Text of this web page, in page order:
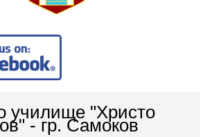
училище "Христо
- гр. Самоков